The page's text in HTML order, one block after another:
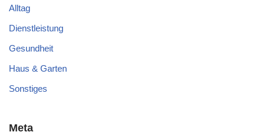
Alltag
Dienstleistung
Gesundheit
Haus & Garten
Sonstiges
Meta